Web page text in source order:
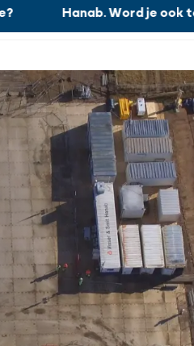
de beste?
Hanab. Word je ook
Werken bij Menu
Sluiten